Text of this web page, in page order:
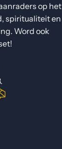
op het
spiritualiteit en
Word ook